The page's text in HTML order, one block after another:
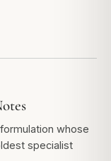
whose
specialist